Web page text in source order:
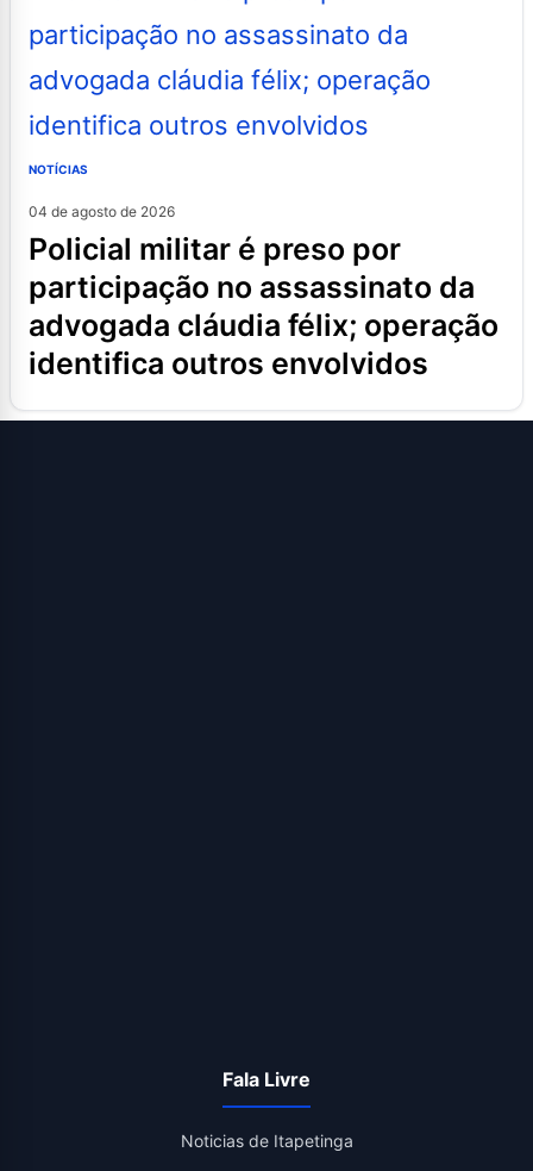
NOTÍCIAS
04 de agosto de 2026
policial militar é preso por
participação no assassinato da
advogada cláudia félix; operação
identifica outros envolvidos
Fala Livre
Noticias de Itapetinga